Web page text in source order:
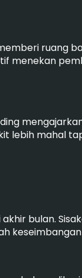
ruang
menekan
lebih mahal
bulan.